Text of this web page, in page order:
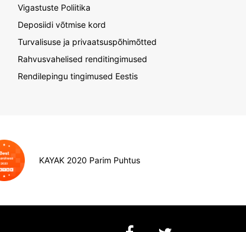
Vigastuste Poliitika
Deposiidi võtmise kord
Turvalisuse ja privaatsuspõhimõtted
Rahvusvahelised renditingimused
Rendilepingu tingimused Eestis
KAYAK 2020 Parim Puhtus